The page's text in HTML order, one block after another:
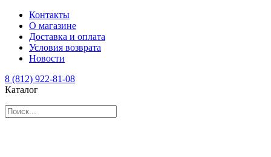
Контакты
О магазине
Доставка и оплата
Условия возврата
Новости
8 (812) 922-81-08
Каталог